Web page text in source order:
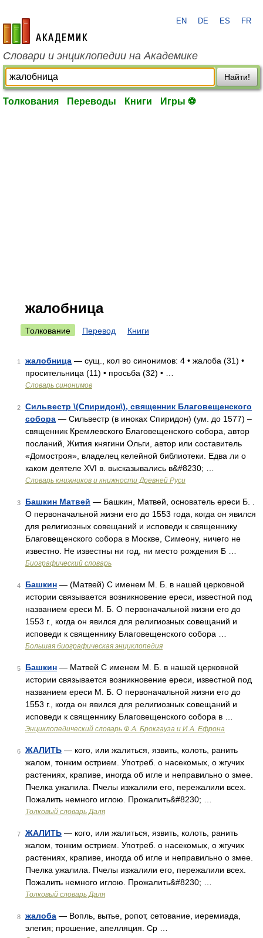
academic.ru
EN DE ES FR
Словари и энциклопедии на Академике
Найти!
Толкования Переводы Книги Игры ⚽
жалобница
Толкование Перевод Книги
1 жалобница — сущ., кол во синонимов: 4 • жалоба (31) •
просительница (11) • просьба (32) • …
Словарь синонимов
2
Сильвестр \(Спиридон\), священник Благовещенского
собора — Сильвестр (в иноках Спиридон) (ум. до 1577) –
священник Кремлевского Благовещенского собора, автор
посланий, Жития княгини Ольги, автор или составитель
«Домостроя», владелец келейной библиотеки. Едва ли о
каком деятеле XVI в. высказывались в&#8230; …
Словарь книжников и книжности Древней Руси
3 Башкин Матвей — Башкин, Матвей, основатель ереси Б. .
О первоначальной жизни его до 1553 года, когда он явился
для религиозных совещаний и исповеди к священнику
Благовещенского собора в Москве, Симеону, ничего не
известно. Не известны ни год, ни место рождения Б …
Биографический словарь
4 Башкин — (Матвей) С именем М. Б. в нашей церковной
истории связывается возникновение ереси, известной под
названием ереси М. Б. О первоначальной жизни его до
1553 г., когда он явился для религиозных совещаний и
исповеди к священнику Благовещенского собора …
Большая биографическая энциклопедия
5 Башкин — Матвей С именем М. Б. в нашей церковной
истории связывается возникновение ереси, известной под
названием ереси М. Б. О первоначальной жизни его до
1553 г., когда он явился для религиозных совещаний и
исповеди к священнику Благовещенского собора в …
Энциклопедический словарь Ф.А. Брокгауза и И.А. Ефрона
6 ЖАЛИТЬ — кого, или жалиться, язвить, колоть, ранить
жалом, тонким острием. Употреб. о насекомых, о жгучих
растениях, крапиве, иногда об игле и неправильно о змее.
Пчелка ужалила. Пчелы изжалили его, пережалили всех.
Пожалить немного иглою. Прожалить&#8230; …
Толковый словарь Даля
7 ЖАЛИТЬ — кого, или жалиться, язвить, колоть, ранить
жалом, тонким острием. Употреб. о насекомых, о жгучих
растениях, крапиве, иногда об игле и неправильно о змее.
Пчелка ужалила. Пчелы изжалили его, пережалили всех.
Пожалить немного иглою. Прожалить&#8230; …
Толковый словарь Даля
8 жалоба — Вопль, вытье, ропот, сетование, иеремиада,
элегия; прошение, апелляция. Ср …